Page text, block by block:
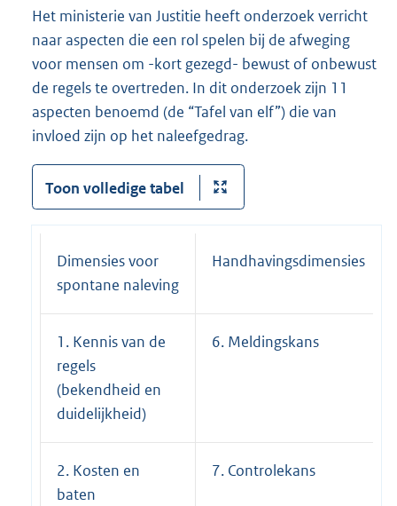
Het ministerie van Justitie heeft onderzoek verricht
naar aspecten die een rol spelen bij de afweging
voor mensen om -kort gezegd- bewust of onbewust
de regels te overtreden. In dit onderzoek zijn 11
aspecten benoemd (de “Tafel van elf”) die van
invloed zijn op het naleefgedrag.
Toon volledige tabel
Dimensies voor
spontane naleving
Handhavingsdimensies
1. Kennis van de
regels
(bekendheid en
duidelijkheid)
6. Meldingskans
2. Kosten en
baten
7. Controlekans